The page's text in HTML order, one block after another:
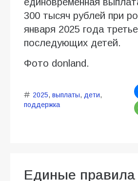
300 тысяч рублей при
января 2025 года
последующих детей.
Фото donland.
2025, выплаты, дети,
поддержка
Единые правила